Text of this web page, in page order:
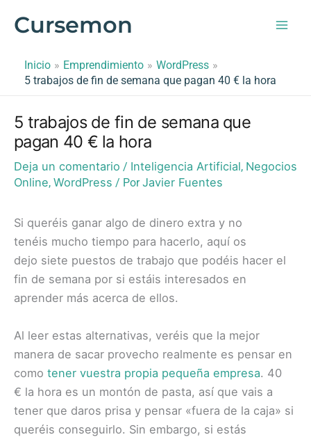
Cursemon
Inicio Emprendimiento
WordPress
5 trabajos de fin de semana que pagan 40 € la hora
5 trabajos de fin de semana que
pagan 40 € la hora
Deja un comentario / Inteligencia Artificial, Negocios
Online, WordPress / PorJavier Fuentes
Si queréis ganar algo de dinero extra y no
tenéis mucho tiempo para hacerlo, aquí os
dejo siete puestos de trabajo que podéis hacer el
fin de semana por si estáis interesados en
aprender más acerca de ellos.
Al leer estas alternativas, veréis que la mejor
manera de sacar provecho realmente es pensar en
como tener vuestra propia pequeña empresa. 40
€ la hora es un montón de pasta, así que vais a
tener que daros prisa y pensar «fuera de la caja» si
queréis conseguirlo. Sin embargo, si estás